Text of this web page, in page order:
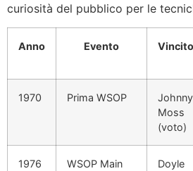
curiosità del pubblico per le
Anno Evento
1970 Prima WSOP
Johnny
Moss
(voto)
1976
WSOP Main
Doyle